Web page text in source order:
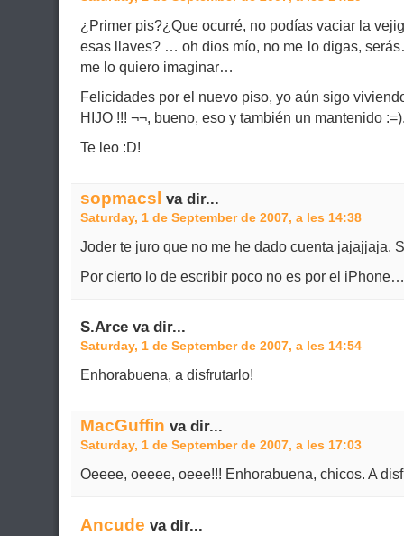
¿Primer pis?¿Que ocurré, no podías vaciar la
esas llaves? … oh dios mío, no me lo digas,
me lo quiero imaginar…
Felicidades por el nuevo piso, yo aún sigo
HIJO !!! ¬¬, bueno, eso y también un mantenido
Te leo :D!
sopmacsl va dir...
Saturday, 1 de September de 2007, a les 14:38
Joder te juro que no me he dado cuenta jajajjaja.
Por cierto lo de escribir poco no es por el
S.Arce va dir...
Saturday, 1 de September de 2007, a les 14:54
Enhorabuena, a disfrutarlo!
MacGuffin va dir...
Saturday, 1 de September de 2007, a les 17:03
Oeeee, oeeee, oeee!!! Enhorabuena, chicos. A
Ancude va dir...